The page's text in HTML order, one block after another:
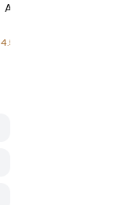
AliExpress
4.5